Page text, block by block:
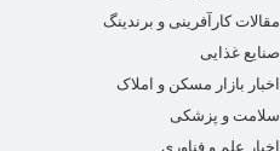
مقالات کارآفرینی و برندینگ
صنایع غذایی
اخبار بازار مسکن و املاک
سلامت و پزشکی
اخبار علم و فناوری